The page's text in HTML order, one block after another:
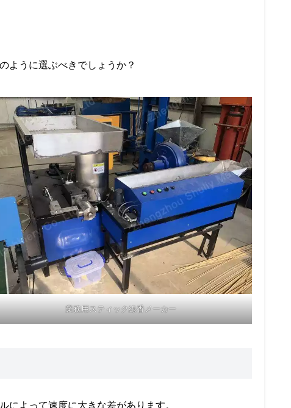
ように選ぶべきでしょうか？
業務用スティック線香メーカー